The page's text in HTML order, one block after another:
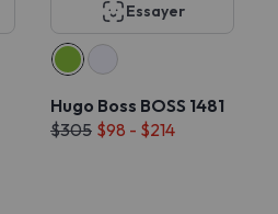
Essayer
Hugo Boss BOSS 1481
$305 $98 - $214